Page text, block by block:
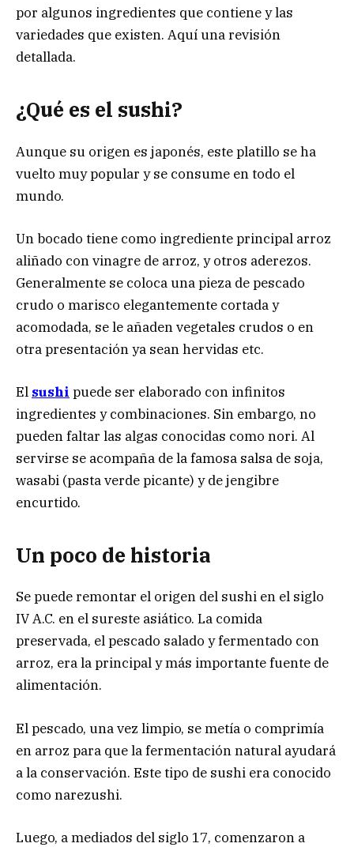
por algunos ingredientes que contiene y las
variedades que existen. Aquí una revisión
detallada.
¿Qué es el sushi?
Aunque su origen es japonés, este platillo se ha
vuelto muy popular y se consume en todo el
mundo.
Un bocado tiene como ingrediente principal arroz
aliñado con vinagre de arroz, y otros aderezos.
Generalmente se coloca una pieza de pescado
crudo o marisco elegantemente cortada y
acomodada, se le añaden vegetales crudos o en
otra presentación ya sean hervidas etc.
El sushi puede ser elaborado con infinitos
ingredientes y combinaciones. Sin embargo, no
pueden faltar las algas conocidas como nori. Al
servirse se acompaña de la famosa salsa de soja,
wasabi (pasta verde picante) y de jengibre
encurtido.
Un poco de historia
Se puede remontar el origen del sushi en el siglo
IV A.C. en el sureste asiático. La comida
preservada, el pescado salado y fermentado con
arroz, era la principal y más importante fuente de
alimentación.
El pescado, una vez limpio, se metía o comprimía
en arroz para que la fermentación natural ayudará
a la conservación. Este tipo de sushi era conocido
como narezushi.
Luego, a mediados del siglo 17, comenzaron a